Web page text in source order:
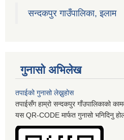
सन्दकपुर गाउँपालिका, इलाम
गुनासो अभिलेख
तपाईको गुनासो लेख्नुहोस
तपाईसँग हाम्रो सन्दकपुर गाँउपालिकाको
यस QR-CODE मार्फत गुनासो भनिदिनु